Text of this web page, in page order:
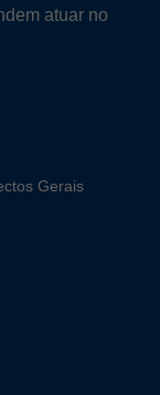
atuar no
Gerais